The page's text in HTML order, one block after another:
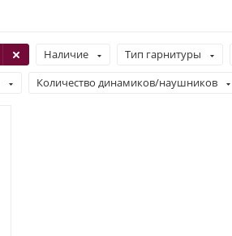
Наличие Тип гарнитуры
Количество динамиков/наушников